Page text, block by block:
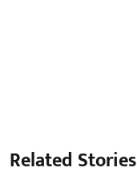
Related Stories